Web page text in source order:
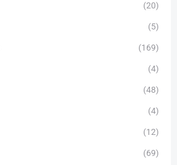
(20)
(5)
(169)
(4)
(48)
(4)
(12)
(69)